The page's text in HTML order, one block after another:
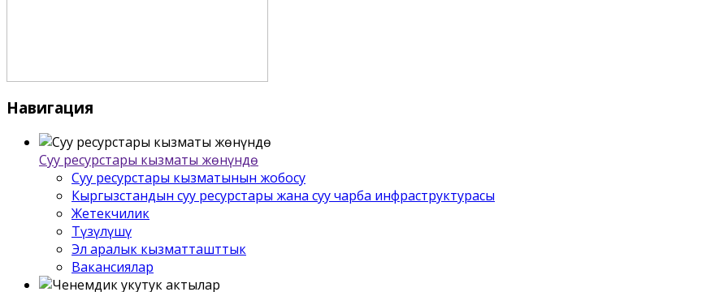
Навигация
Суу ресурстары кызматы жѳнүндѳ
Суу ресурстары кызматынын жобосу
Кыргызстандын суу ресурстары жана суу чарба инфраструктурасы
Жетекчилик
Түзүлүшү
Эл аралык кызматташттык
Вакансиялар